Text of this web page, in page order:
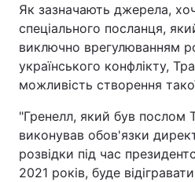
Як зазначають джерела,
спеціального посланця,
виключно врегулюванням
українського конфлікту,
можливість створення
"Гренелл, який був послом
виконував обов'язки
розвідки під час
2021 років, буде